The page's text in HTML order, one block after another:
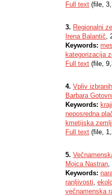
Full text (file,
3. Regionalni
Irena Balantič,
Keywords:
kategorizacija
Full text (file,
4. Vpliv
Barbara
Keywords:
neposredna
kmetijska
Full text (file,
5.
Mojca Nastran,
Keywords:
ranljivosti,
večnamenska